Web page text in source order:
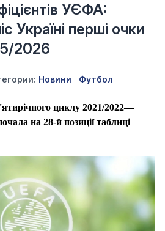
УЄФА:
Україні перші очки
2026
Новини Футбол
циклу 2021/2022—
на 28-й позиції таблиці